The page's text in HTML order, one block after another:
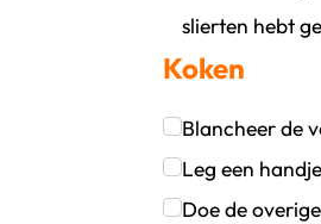
slierten hebt
Klik om dit
Koken
Blancheer de
Klik om dit
Leg een
Klik om dit
Doe de